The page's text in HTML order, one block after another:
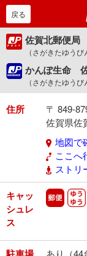
戻る
佐賀北郵便局
（さがきたゆうび
かんぽ生命
（さがきたゆう
住所
〒 849-
佐賀県佐
地図で
ここへ
ストリ
キャッ
シュレ
ス
郵便
あり（44